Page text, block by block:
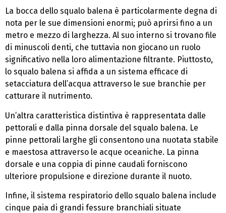
La bocca dello squalo balena è particolarmente degna di
nota per le sue dimensioni enormi; può aprirsi fino a un
metro e mezzo di larghezza. Al suo interno si trovano file
di minuscoli denti, che tuttavia non giocano un ruolo
significativo nella loro alimentazione filtrante. Piuttosto,
lo squalo balena si affida a un sistema efficace di
setacciatura dell’acqua attraverso le sue branchie per
catturare il nutrimento.
Un’altra caratteristica distintiva è rappresentata dalle
pettorali e dalla pinna dorsale del squalo balena. Le
pinne pettorali larghe gli consentono una nuotata stabile
e maestosa attraverso le acque oceaniche. La pinna
dorsale e una coppia di pinne caudali forniscono
ulteriore propulsione e direzione durante il nuoto.
Infine, il sistema respiratorio dello squalo balena include
cinque paia di grandi fessure branchiali situate